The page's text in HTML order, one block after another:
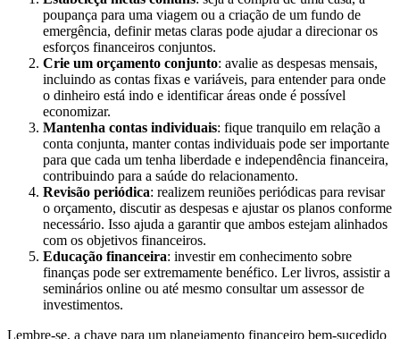
poupança para uma viagem ou a criação de um fundo de
emergência, definir metas claras pode ajudar a direcionar os
esforços financeiros conjuntos.
Crie um orçamento conjunto: avalie as despesas mensais,
incluindo as contas fixas e variáveis, para entender para onde
o dinheiro está indo e identificar áreas onde é possível
economizar.
Mantenha contas individuais: fique tranquilo em relação a
conta conjunta, manter contas individuais pode ser importante
para que cada um tenha liberdade e independência financeira,
contribuindo para a saúde do relacionamento.
Revisão periódica: realizem reuniões periódicas para revisar
o orçamento, discutir as despesas e ajustar os planos conforme
necessário. Isso ajuda a garantir que ambos estejam alinhados
com os objetivos financeiros.
Educação financeira: investir em conhecimento sobre
finanças pode ser extremamente benéfico. Ler livros, assistir a
seminários online ou até mesmo consultar um assessor de
investimentos.
Lembre-se, a chave para um planejamento financeiro bem-sucedido